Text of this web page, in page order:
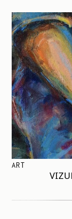
ART